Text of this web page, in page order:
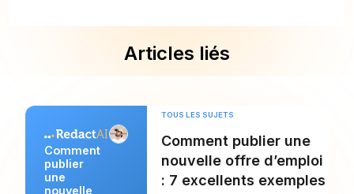
Articles liés
Comment
publier
une
nouvelle
TOUS LES SUJETS
Comment publier une
nouvelle offre d’emploi
: 7 excellents exemples